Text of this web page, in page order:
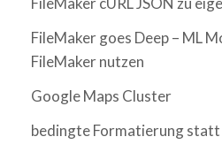
FileMaker goes Deep – ML
FileMaker nutzen
Google Maps Cluster
bedingte Formatierung